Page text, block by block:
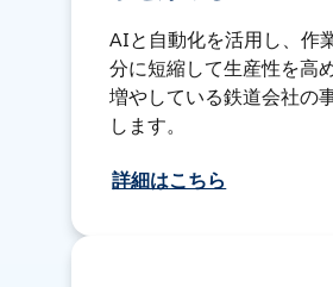
AIと自動化を活用し、作
分に短縮して生産性を高
増やしている鉄道会社の
します。
詳細はこちら